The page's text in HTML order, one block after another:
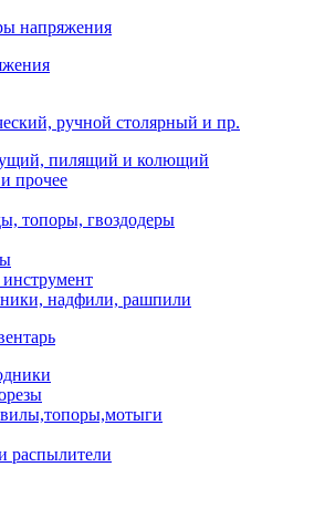
напряжения
ручной столярный и пр.
пилящий и колющий
прочее
топоры, гвоздодеры
надфили, рашпили
распылители